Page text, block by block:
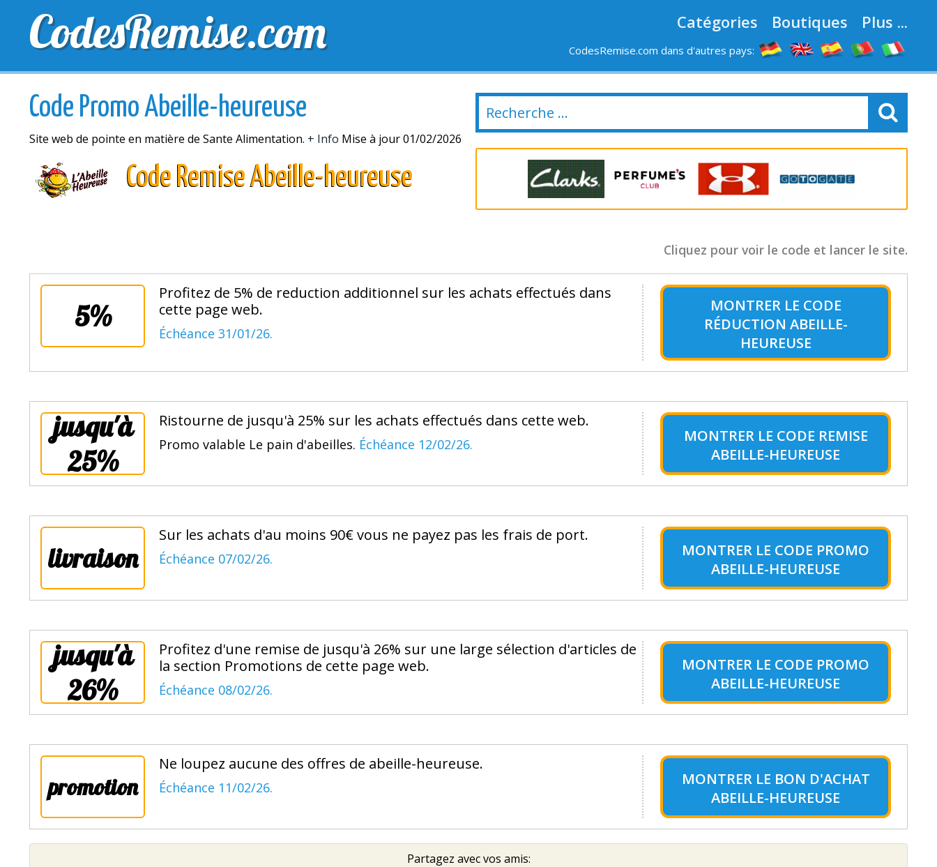
CodesRemise.com Catégories Boutiques Plus ...
CodesRemise.com dans d'autres pays:
MEILLEURS CODES PROMO CODES PROMO EXCLUSIFS DERNIERS JOURS NOUVELLES MAGASINS
Code Promo Abeille-heureuse
Site web de pointe en matière de Sante Alimentation. + Info Mise à jour 01/02/2026
Code Remise Abeille-heureuse
Cliquez pour voir le code et lancer le site.
5%
Profitez de 5% de reduction additionnel sur les achats effectués dans
cette page web.
Échéance 31/01/26.
MONTRER LE CODE
RÉDUCTION ABEILLE-
HEUREUSE
jusqu'à
25%
Ristourne de jusqu'à 25% sur les achats effectués dans cette web.
Promo valable Le pain d'abeilles. Échéance 12/02/26. MONTRER LE CODE REMISE
ABEILLE-HEUREUSE
livraison
Sur les achats d'au moins 90€ vous ne payez pas les frais de port.
Échéance 07/02/26. MONTRER LE CODE PROMO
ABEILLE-HEUREUSE
jusqu'à
26%
Profitez d'une remise de jusqu'à 26% sur une large sélection d'articles de
la section Promotions de cette page web.
Échéance 08/02/26.
MONTRER LE CODE PROMO
ABEILLE-HEUREUSE
promotion
Ne loupez aucune des offres de abeille-heureuse.
Échéance 11/02/26. MONTRER LE BON D'ACHAT
ABEILLE-HEUREUSE
Partagez avec vos amis: